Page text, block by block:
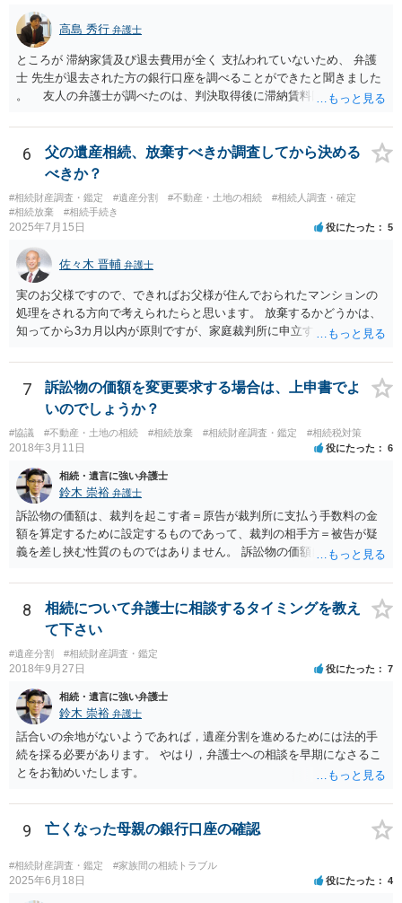
高島 秀行 弁護士
ところが 滞納家賃及び退去費用が全く 支払われていないため、 弁護
士 先生が退去された方の銀行口座を調べることができたと聞きました
。 友人の弁護士が調べたのは、判決取得後に滞納賃料回収のため
預金の入出金履歴を調べたわけではありません。 残念ながら、事案
や目的も異なりますし、開示の内容も異なります。
6
父の遺産相続、放棄すべきか調査してから決める
べきか？
#相続財産調査・鑑定 #遺産分割 #不動産・土地の相続
#相続人調査・確定
#相続放棄
#相続手続き
2025年7月15日 役にたった 5
佐々木 晋輔 弁護士
実のお父様ですので、できればお父様が住んでおられたマンションの
処理をされる方向で考えられたらと思います。 放棄するかどうかは、
知ってから3カ月以内が原則ですが、家庭裁判所に申立すれば3カ月の
放棄するかどうか決めることができます。 銀行やサラ金が数年も放置
することはありませんので、数年後に借金が発見される可能性はほぼ
ありません。 なお、私が扱った相続放棄を検討していた案件で、期間
伸長して調査したところ、サラ金に対する過払金など相当な財産が見
つかったため相続したという事例がありました。
7
訴訟物の価額を変更要求する場合は、上申書でよ
いのでしょうか？
#協議 #不動産・土地の相続 #相続放棄 #相続財産調査・鑑定 #相続税対策
2018年3月11日 役にたった 6
相続・遺言に強い弁護士
鈴木 崇裕 弁護士
訴訟物の価額は、裁判を起こす者＝原告が裁判所に支払う手数料の金
額を算定するために設定するものであって、裁判の相手方＝被告が疑
義を差し挟む性質のものではありません。 訴訟物の価額自体が裁判の
したとしても、変更されることはありません。
8
相続について弁護士に相談するタイミングを教え
て下さい
#遺産分割 #相続財産調査・鑑定
2018年9月27日 役にたった 7
相続・遺言に強い弁護士
鈴木 崇裕 弁護士
話合いの余地がないようであれば，遺産分割を進めるためには法的手
続を採る必要があります。 やはり，弁護士への相談を早期になさるこ
とをお勧めいたします。
9 亡くなった母親の銀行口座の確認
#相続財産調査・鑑定 #家族間の相続トラブル
2025年6月18日 役にたった 4